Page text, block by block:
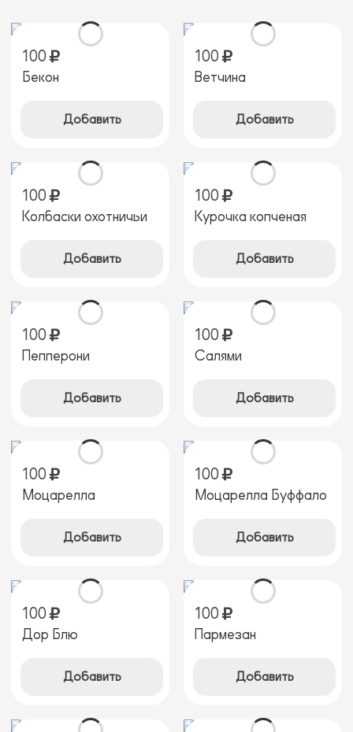
100
Бекон
Добавить
100
Ветчина
Добавить
100
Колбаски охотничьи
Добавить
100
Курочка копченая
Добавить
100
Пепперони
Добавить
100
Салями
Добавить
100
Моцарелла
Добавить
100
Моцарелла Буффало
Добавить
100
Дор Блю
Добавить
100
Пармезан
Добавить